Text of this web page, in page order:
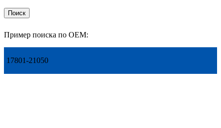
Поиск
Пример поиска по OEM:
17801-21050